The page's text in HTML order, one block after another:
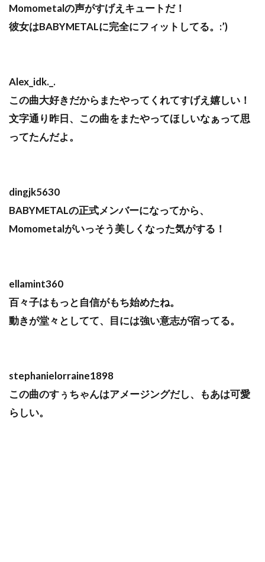
Momometalの声がすげえキュートだ！
彼女はBABYMETALに完全にフィットしてる。:’)
Alex_idk._.
この曲大好きだからまたやってくれてすげえ嬉しい！
文字通り昨日、この曲をまたやってほしいなぁって思
ってたんだよ。
dingjk5630
BABYMETALの正式メンバーになってから、
Momometalがいっそう美しくなった気がする！
ellamint360
百々子はもっと自信がもち始めたね。
動きが堂々としてて、目には強い意志が宿ってる。
stephanielorraine1898
この曲のすぅちゃんはアメージングだし、もあは可愛
らしい。